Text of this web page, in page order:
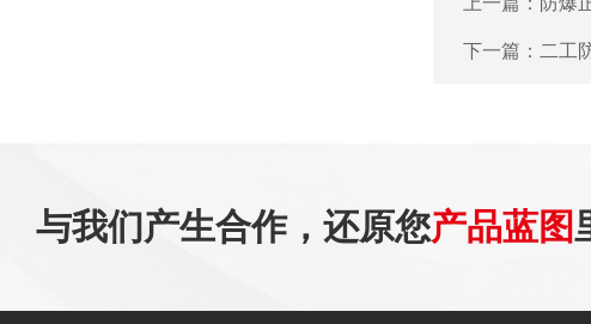
下一篇： 二工
与我们产生合作，还原您产品蓝图